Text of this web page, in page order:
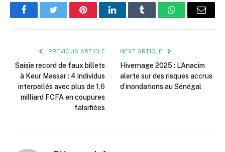
FacebookTwitter PinterestLinkedInTumblr WhatsAppEmail
PREVIOUS ARTICLE
Saisie record de faux billets
à Keur Massar : 4 individus
interpellés avec plus de 1,6
milliard FCFA en coupures
falsifiées
NEXT ARTICLE
Hivernage 2025 : L’Anacim
alerte sur des risques accrus
d’inondations au Sénégal